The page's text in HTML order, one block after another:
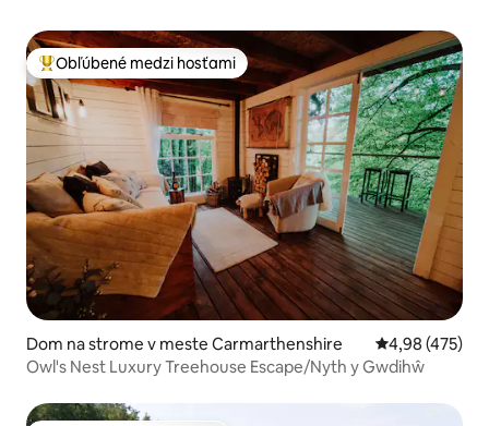
Najobľúbenejšie medzi hosťami
Obľúbené medzi hosťami
Dom na strome v meste Carmarthenshire Priemerné
4,98 (475)
Owl's Nest Luxury Treehouse Escape/Nyth y Gwdihŵ